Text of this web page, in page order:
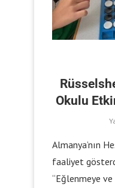
Okulu
Almanya’nın
faaliyet
“Eğlenmeye ve